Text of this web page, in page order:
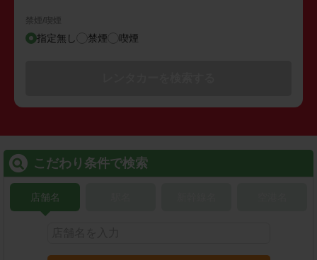
禁煙/喫煙
指定無し 禁煙 喫煙
こだわり条件で検索
店舗名